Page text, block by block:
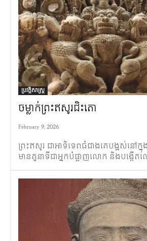
ប្រវត្តិសាស្ត្រ
ចម្លាក់ព្រះឥសូរជិះតោ
February 9, 2026
ព្រះឥសូរ ជាអាទិទេពធំជាងគេបង្អស់នៅក្នុ
មានតួនាទីជាអ្នកបំផ្លាញលោក និងបង្កើតល